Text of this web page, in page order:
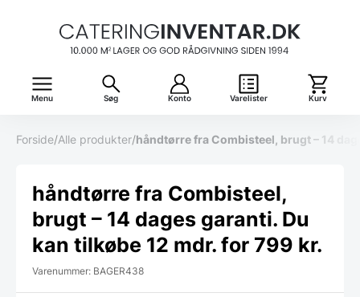
Menu Søg Konto Varelister Kurv
Forside/Alle produkter/håndtørre fra Combisteel, brugt – 14
håndtørre fra Combisteel,
brugt – 14 dages garanti. Du
kan tilkøbe 12 mdr. for 799 kr.
Varenummer: BAGER438